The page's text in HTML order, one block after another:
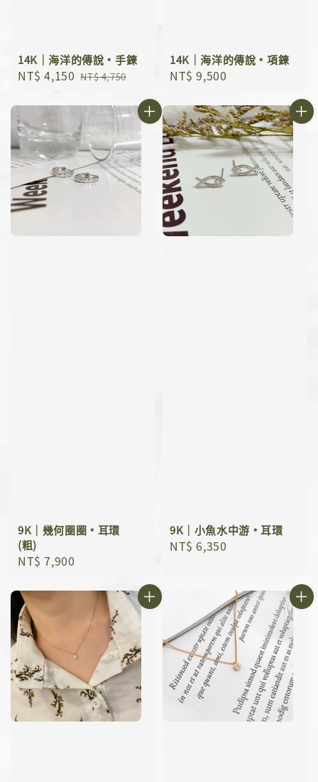
14K｜海洋的傳說﹡手鍊
Sale
NT$ 4,150 Regular
NT$ 4,750
14K｜海洋的傳說﹡項鍊
Regular
NT$ 9,500
9K｜幾何圈圈﹡耳環
(粗)
Regular
NT$ 7,900
9K｜小魚水中游﹡耳環
Regular
NT$ 6,350